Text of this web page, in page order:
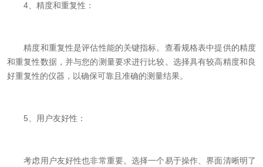
4、精度和重复性：
精度和重复性是评估性能的关键指标。查看规格表中提供的精度
和重复性数据，并与您的测量要求进行比较。选择具有较高精度和良
好重复性的仪器，以确保可靠且准确的测量结果。
5、用户友好性：
考虑用户友好性也非常重要。选择一个易于操作、界面清晰明了